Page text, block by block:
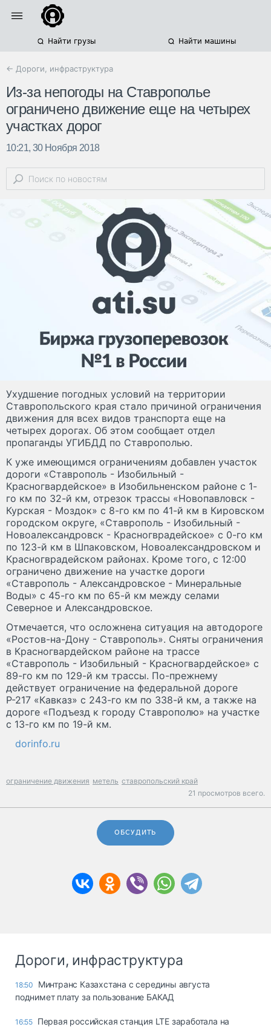
Найти грузы Найти машины
← Дороги, инфраструктура
Из-за непогоды на Ставрополье
ограничено движение еще на четырех
участках дорог
10:21, 30 Ноября 2018
Ухудшение погодных условий на территории
Ставропольского края стало причиной ограничения
движения для всех видов транспорта еще на
четырех дорогах. Об этом сообщает отдел
пропаганды УГИБДД по Ставрополью.
К уже имеющимся ограничениям добавлен участок
дороги «Ставрополь - Изобильный -
Красногвардейское» в Изобильненском районе с 1-
го км по 32-й км, отрезок трассы «Новопавловск -
Курская - Моздок» с 8-го км по 41-й км в Кировском
городском округе, «Ставрополь - Изобильный -
Новоалександровск - Красногврадейское» с 0-го км
по 123-й км в Шпаковском, Новоалександровском и
Красногврадейском районах. Кроме того, с 12:00
ограничено движение на участке дороги
«Ставрополь - Александровское - Минеральные
Воды» с 45-го км по 65-й км между селами
Северное и Александровское.
Отмечается, что осложнена ситуация на автодороге
«Ростов-на-Дону - Ставрополь». Сняты ограничения
в Красногвардейском районе на трассе
«Ставрополь - Изобильный - Красногвардейское» с
89-го км по 129-й км трассы. По-прежнему
действует ограничение на федеральной дороге
Р-217 «Кавказ» с 243-го км по 338-й км, а также на
дороге «Подъезд к городу Ставрополю» на участке
с 13-го км по 19-й км.
dorinfo.ru
ограничение движения метель ставропольский край
21 просмотров всего.
ОБСУДИТЬ
Дороги, инфраструктура
18:50
Минтранс Казахстана с середины августа
поднимет плату за пользование БАКАД
16:55 Первая российская станция LTE заработала на